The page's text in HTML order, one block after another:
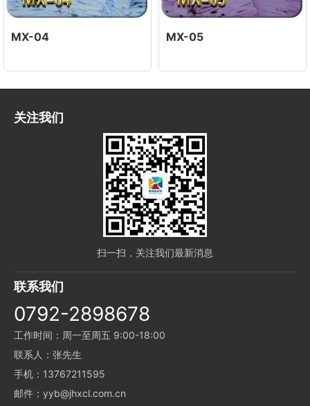
MX-04 MX-05
关注我们
扫一扫，关注我们最新消息
联系我们
0792-2898678
工作时间：周一至周五 9:00-18:00
联系人：张先生
手机：13767211595
邮件：yyb@jhxcl.com.cn